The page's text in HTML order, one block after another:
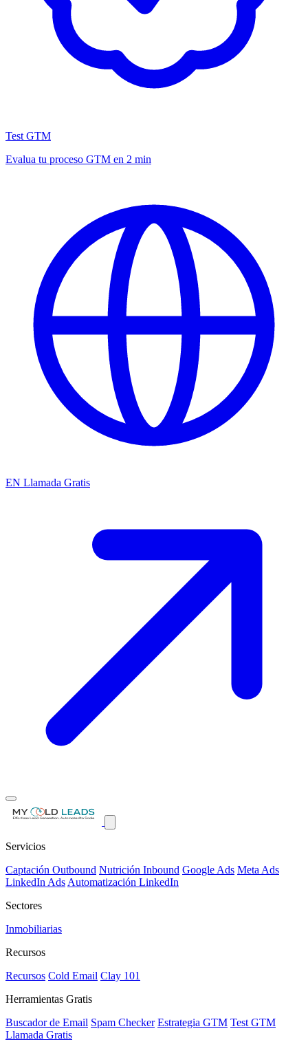
Test GTM
Evalua tu proceso GTM en 2 min
EN Llamada Gratis
Servicios
Captación Outbound Nutrición Inbound Google Ads Meta Ads
LinkedIn Ads Automatización LinkedIn
Sectores
Inmobiliarias
Recursos
Recursos Cold Email Clay 101
Herramientas Gratis
Buscador de Email Spam Checker Estrategia GTM Test GTM
Llamada Gratis